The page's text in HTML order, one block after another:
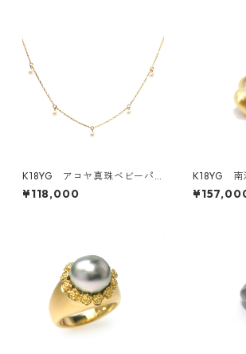
K18YG アコヤ真珠ベビーパ
ールネックレス 5ピース 3.
0－3.5ｍｍ（KR60932）
¥118,000
K18YG 南
ング ゴー
70112）